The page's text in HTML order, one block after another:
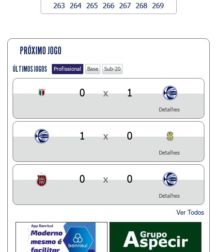
263
264 265 266 267 268 269
PRÓXIMO JOGO
ÚLTIMOS JOGOS Profissional Base Sub-20
0 x 1
Detalhes
1 x 0
Detalhes
0 x 0
Detalhes
Ver Todos